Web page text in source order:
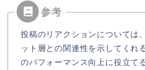
投稿のリアクションについては
ット層との関連性を示してくれ
のパフォーマンス向上に役立て